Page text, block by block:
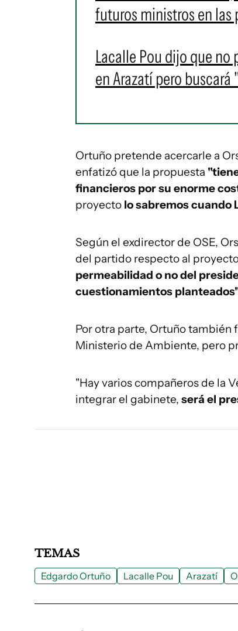
futuros ministros en las
Lacalle Pou dijo que
en Arazatí pero
Ortuño pretende acercarle a
enfatizó que la propuesta
financieros por su enorme
proyecto lo sabremos cuando
Según el exdirector de OSE,
del partido respecto al
permeabilidad o no del
cuestionamientos
Por otra parte, Ortuño también
Ministerio de Ambiente, pero
"Hay varios compañeros de la
integrar el gabinete, será el
TEMAS
Edgardo Ortuño Lacalle Pou Arazatí